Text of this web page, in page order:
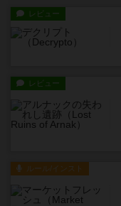
レビュー
レビュー
ルール/インスト